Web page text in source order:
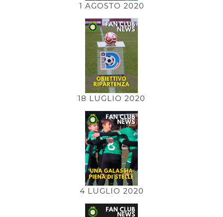
1 AGOSTO 2020
18 LUGLIO 2020
4 LUGLIO 2020